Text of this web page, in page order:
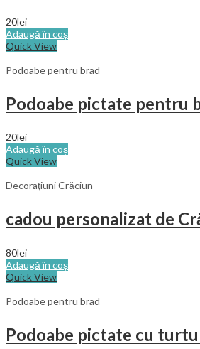
20lei
Adaugă în coș
Quick View
Podoabe pentru brad
Podoabe pictate pentru
20lei
Adaugă în coș
Quick View
Decoraţiuni Crăciun
cadou personalizat de
80lei
Adaugă în coș
Quick View
Podoabe pentru brad
Podoabe pictate cu